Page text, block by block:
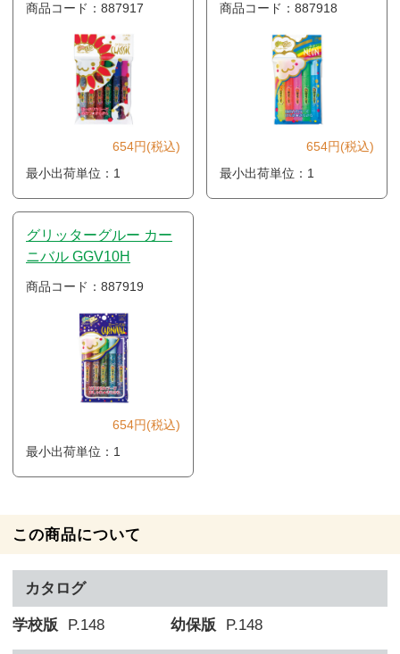
商品コード：887917
654円(税込)
最小出荷単位：1
商品コード：887918
654円(税込)
最小出荷単位：1
グリッターグルー カー
ニバル GGV10H
商品コード：887919
654円(税込)
最小出荷単位：1
この商品について
カタログ
学校版 P.148 幼保版 P.148